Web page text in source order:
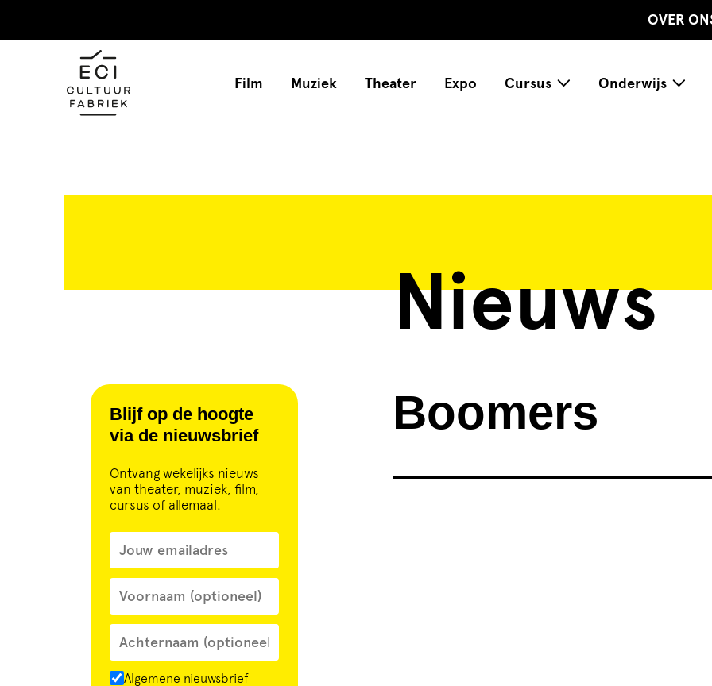
OVER
Film Muziek Theater Expo Cursus Onderwijs
Nieuws
Blijf op de hoogte
via de nieuwsbrief
Ontvang wekelijks nieuws
van theater, muziek, film,
cursus of allemaal.
Algemene nieuwsbrief
Boomers